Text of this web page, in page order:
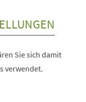
Sie sich damit
verwendet.